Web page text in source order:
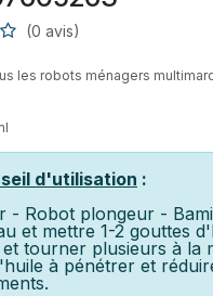
(0 avis)
les robots ménagers
d'utilisation :
- Robot plongeur -
et mettre 1-2 gouttes
tourner plusieurs à la
à pénétrer et